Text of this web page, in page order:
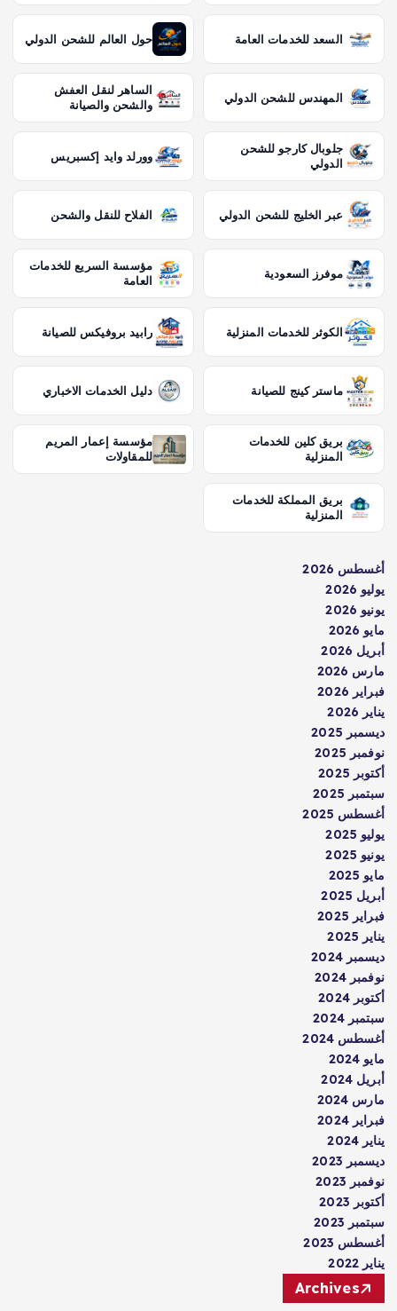
السعد للخدمات العامة حول العالم للشحن الدولي
المهندس للشحن الدولي
الساهر لنقل العفش
والشحن والصيانة
جلوبال كارجو للشحن
الدولي
وورلد وايد إكسبريس
عبر الخليج للشحن الدولي الفلاح للنقل والشحن
موفرز السعودية
مؤسسة السريع للخدمات
العامة
الكوثر للخدمات المنزلية رابيد بروفيكس للصيانة
ماستر كينج للصيانة دليل الخدمات الاخباري
بريق كلين للخدمات
المنزلية
مؤسسة إعمار المريم
للمقاولات
بريق المملكة للخدمات
المنزلية
أغسطس 2026
يوليو 2026
يونيو 2026
مايو 2026
أبريل 2026
مارس 2026
فبراير 2026
يناير 2026
ديسمبر 2025
نوفمبر 2025
أكتوبر 2025
سبتمبر 2025
أغسطس 2025
يوليو 2025
يونيو 2025
مايو 2025
أبريل 2025
فبراير 2025
يناير 2025
ديسمبر 2024
نوفمبر 2024
أكتوبر 2024
سبتمبر 2024
أغسطس 2024
مايو 2024
أبريل 2024
مارس 2024
فبراير 2024
يناير 2024
ديسمبر 2023
نوفمبر 2023
أكتوبر 2023
سبتمبر 2023
أغسطس 2023
يناير 2022
Archives